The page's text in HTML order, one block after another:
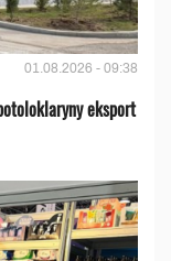
01.08.2026 - 09:38
eksport